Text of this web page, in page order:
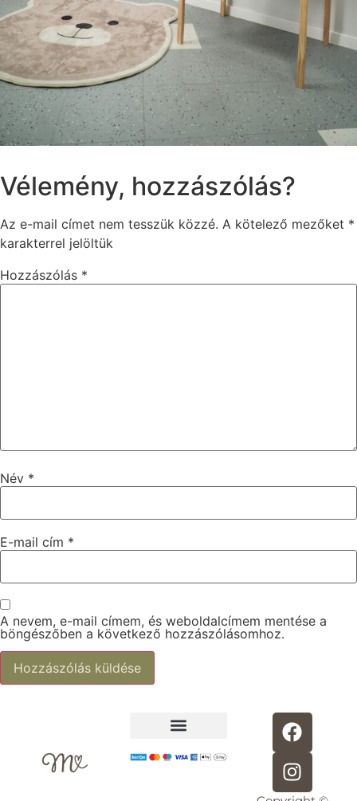
Vélemény, hozzászólás?
Az e-mail címet nem tesszük közzé. A kötelező mezőket *
karakterrel jelöltük
Hozzászólás *
Név *
E-mail cím *
A nevem, e-mail címem, és weboldalcímem mentése a
böngészőben a következő hozzászólásomhoz.